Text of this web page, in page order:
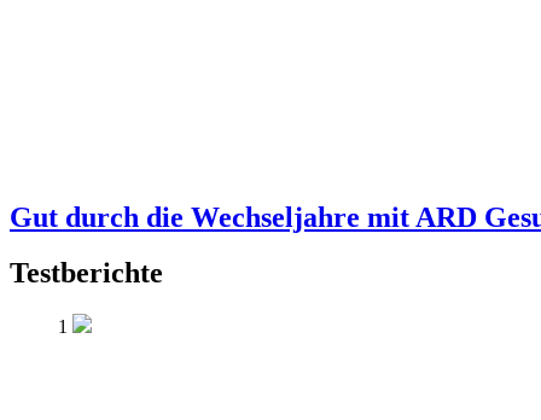
Gut durch die Wechseljahre mit ARD
Testberichte
1